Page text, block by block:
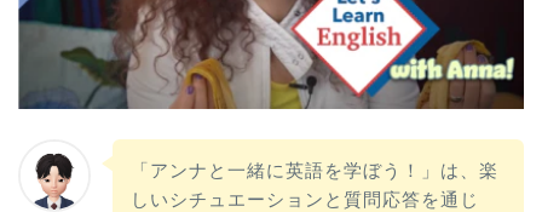
「アンナと一緒に英語を学ぼう！」は、楽
しいシチュエーションと質問応答を通じ